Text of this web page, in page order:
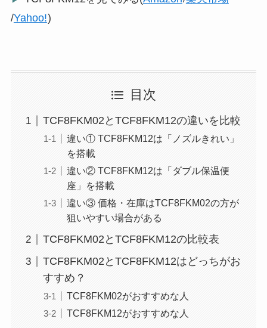
/Yahoo!)
目次
TCF8FKM02とTCF8FKM12の違いを比較
違い① TCF8FKM12は「ノズルきれい」
を搭載
違い② TCF8FKM12は「ダブル保温便
座」を搭載
違い③ 価格・在庫はTCF8FKM02の方が
狙いやすい場合がある
TCF8FKM02とTCF8FKM12の比較表
TCF8FKM02とTCF8FKM12はどっちがお
すすめ？
TCF8FKM02がおすすめな人
TCF8FKM12がおすすめな人